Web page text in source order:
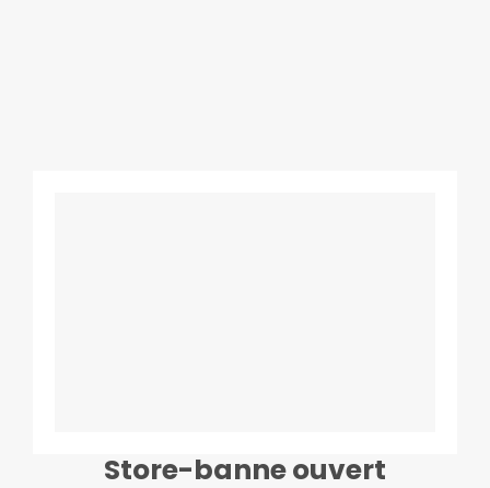
Store-banne ouvert